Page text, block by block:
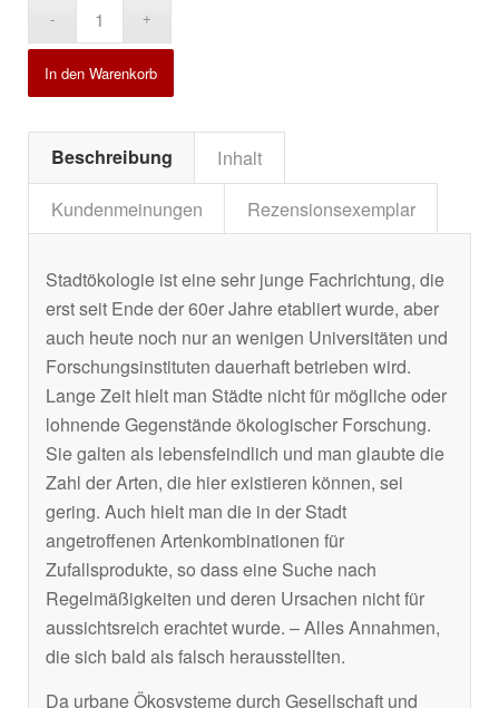
In den Warenkorb
Beschreibung
Inhalt
Kundenmeinungen
Rezensionsexemplar
Stadtökologie ist eine sehr junge Fachrichtung, die
erst seit Ende der 60er Jahre etabliert wurde, aber
auch heute noch nur an wenigen Universitäten und
Forschungsinstituten dauerhaft betrieben wird.
Lange Zeit hielt man Städte nicht für mögliche oder
lohnende Gegenstände ökologischer Forschung.
Sie galten als lebensfeindlich und man glaubte die
Zahl der Arten, die hier existieren können, sei
gering. Auch hielt man die in der Stadt
angetroffenen Artenkombinationen für
Zufallsprodukte, so dass eine Suche nach
Regelmäßigkeiten und deren Ursachen nicht für
aussichtsreich erachtet wurde. – Alles Annahmen,
die sich bald als falsch herausstellten.
Da urbane Ökosysteme durch Gesellschaft und